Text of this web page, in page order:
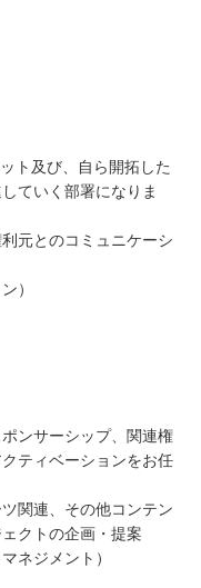
ト及び、自ら開拓した
ていく部署になりま
元とのコミュニケーシ
）
ンサーシップ、関連権
ティベーションをお任
関連、その他コンテン
クトの企画・提案
ネジメント）